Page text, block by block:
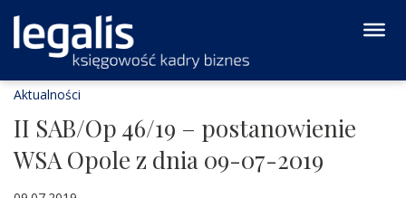
Aktualności
II SAB/Op 46/19 – postanowienie
WSA Opole z dnia 09-07-2019